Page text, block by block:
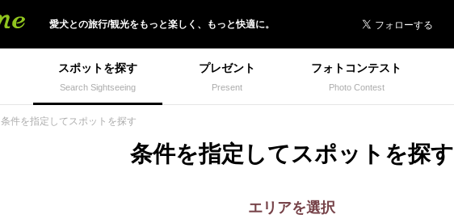
愛犬との旅行/観光をもっと楽しく、 もっと快適に。
スポットを探す
Search Sightseeing
プレゼント
Present
フォトコンテスト
Photo Contest
条件を指定してスポットを探す
条件を指定してスポットを探す
エリアを選択